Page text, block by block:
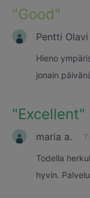
"Good"
Pentti Olavi
Hieno
jonain
"Excellent"
maria a. 7
Todella
hyvin.